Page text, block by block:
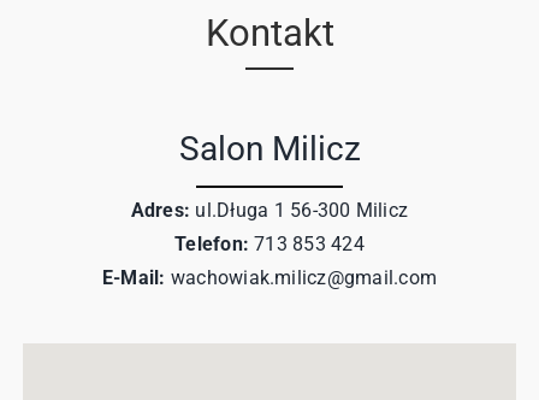
Kontakt
Salon Milicz
Adres: ul.Długa 1 56-300 Milicz
Telefon: 713 853 424
E-Mail: wachowiak.milicz@gmail.com